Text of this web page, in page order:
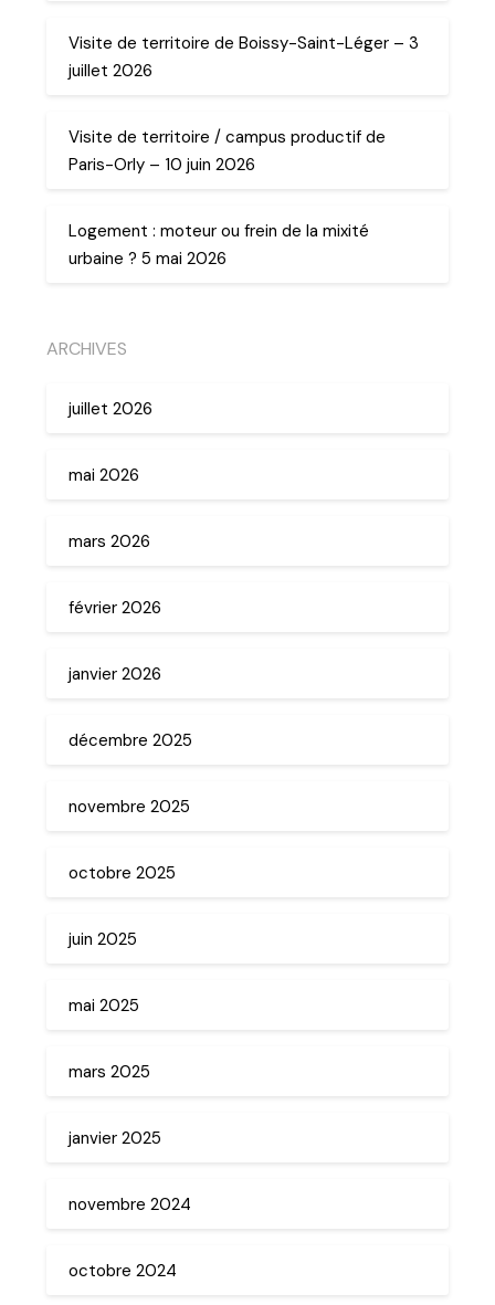
Visite de territoire de Boissy-Saint-Léger – 3
juillet 2026
Visite de territoire / campus productif de
Paris-Orly – 10 juin 2026
Logement : moteur ou frein de la mixité
urbaine ? 5 mai 2026
ARCHIVES
juillet 2026
mai 2026
mars 2026
février 2026
janvier 2026
décembre 2025
novembre 2025
octobre 2025
juin 2025
mai 2025
mars 2025
janvier 2025
novembre 2024
octobre 2024